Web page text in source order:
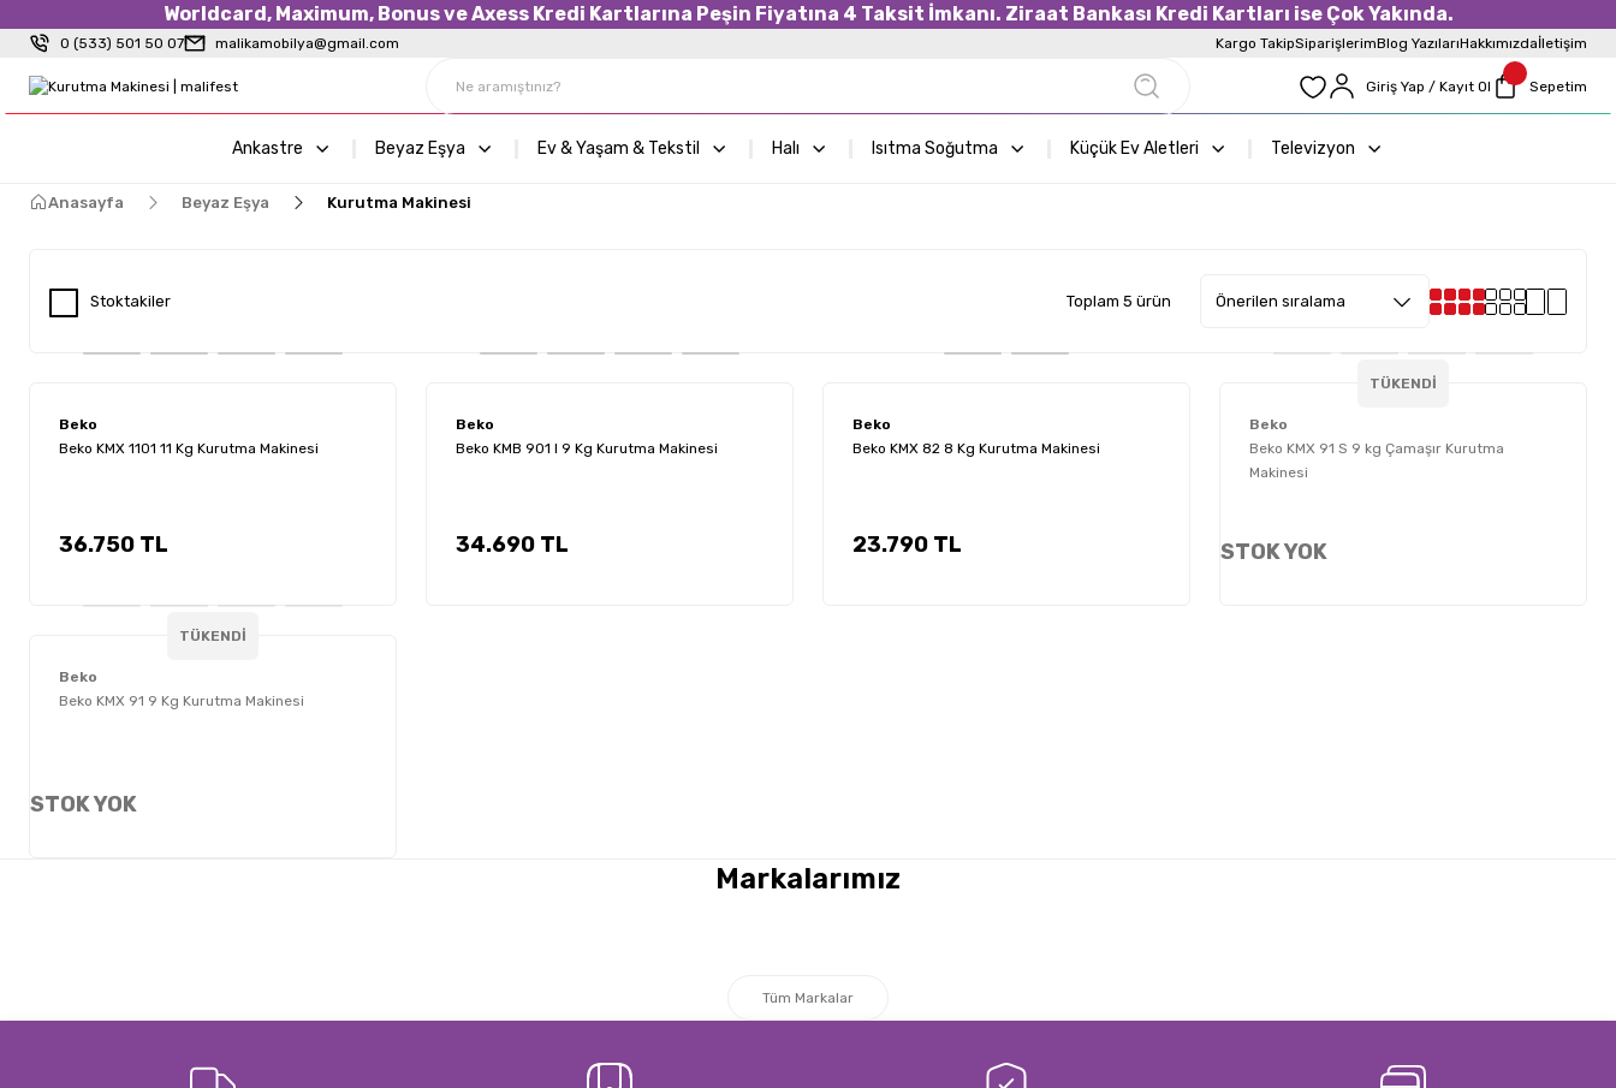
Worldcard, Maximum, Bonus ve Axess Kredi Kartlarına Peşin Fiyatına 4 Taksit İmkanı. Ziraat Bankası Kredi Kartları ise Çok Yakında.
0 (533) 501 50 07 malikamobilya@gmail.com Kargo TakipSiparişlerimBlog YazılarıHakkımızdaİletişim
Giriş Yap / Kayıt Ol Sepetim
Ankastre Beyaz Eşya Ev & Yaşam & Tekstil Halı Isıtma Soğutma Küçük Ev Aletleri Televizyon
Anasayfa Beyaz Eşya Kurutma Makinesi
Stoktakiler Toplam 5 ürün
Beko
Beko KMX 1101 11 Kg Kurutma Makinesi
36.750 TL
Beko
Beko KMB 901 I 9 Kg Kurutma Makinesi
34.690 TL
Beko
Beko KMX 82 8 Kg Kurutma Makinesi
23.790 TL
TÜKENDİ
Beko
Beko KMX 91 S 9 kg Çamaşır Kurutma
Makinesi
STOK YOK
TÜKENDİ
Beko
Beko KMX 91 9 Kg Kurutma Makinesi
STOK YOK
Markalarımız
Tüm Markalar